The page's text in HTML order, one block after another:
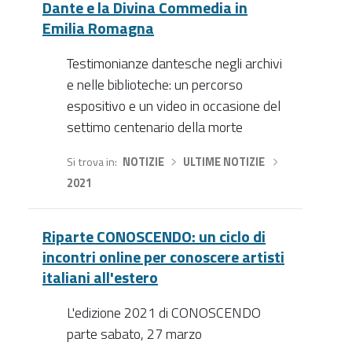
Dante e la Divina Commedia in
Emilia Romagna
Testimonianze dantesche negli archivi
e nelle biblioteche: un percorso
espositivo e un video in occasione del
settimo centenario della morte
Si trova in NOTIZIE› ULTIME NOTIZIE
2021
Riparte CONOSCENDO: un ciclo di
incontri online per conoscere artisti
italiani all'estero
L'edizione 2021 di CONOSCENDO
parte sabato, 27 marzo